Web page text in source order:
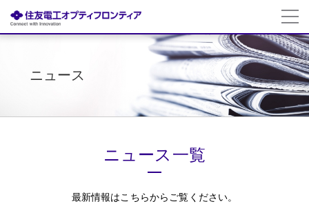
ニュース
ニュース一覧
最新情報はこちらからご覧ください。